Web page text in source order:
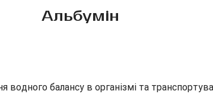
Альбумін
водного балансу в організмі та